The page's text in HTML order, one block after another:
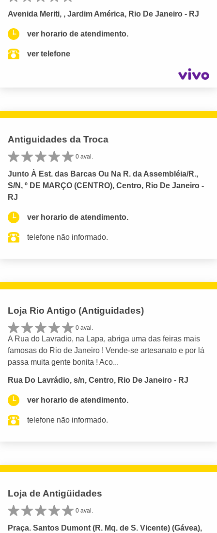
Avenida Meriti, , Jardim América, Rio De Janeiro - RJ
ver horario de atendimento.
ver telefone
Antiguidades da Troca
0 aval.
Junto À Est. das Barcas Ou Na R. da Assembléia/R.,
S/N, º DE MARÇO (CENTRO), Centro, Rio De Janeiro -
RJ
ver horario de atendimento.
telefone não informado.
Loja Rio Antigo (Antiguidades)
0 aval.
A Rua do Lavradio, na Lapa, abriga uma das feiras mais
famosas do Rio de Janeiro ! Vende-se artesanato e por lá
passa muita gente bonita ! Aco...
Rua Do Lavrádio, s/n, Centro, Rio De Janeiro - RJ
ver horario de atendimento.
telefone não informado.
Loja de Antigüidades
0 aval.
Praça. Santos Dumont (R. Mq. de S. Vicente) (Gávea),